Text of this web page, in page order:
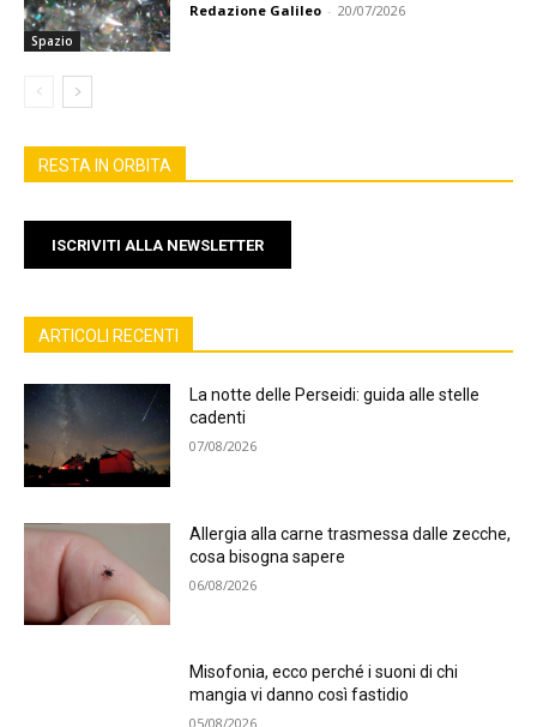
Spazio
Redazione Galileo - 20/07/2026
RESTA IN ORBITA
ISCRIVITI ALLA NEWSLETTER
ARTICOLI RECENTI
La notte delle Perseidi: guida alle stelle
cadenti
07/08/2026
Allergia alla carne trasmessa dalle zecche,
cosa bisogna sapere
06/08/2026
Misofonia, ecco perché i suoni di chi
mangia vi danno così fastidio
05/08/2026